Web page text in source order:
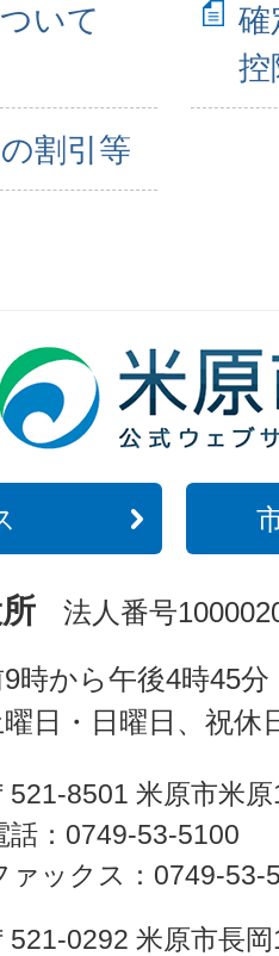
いて
確
控
割引等
法人番号
時から午後4時45分
曜日・日曜日、祝
521-8501 米原市米
話：0749-53-5100
ァックス：0749-53-
521-0292 米原市長